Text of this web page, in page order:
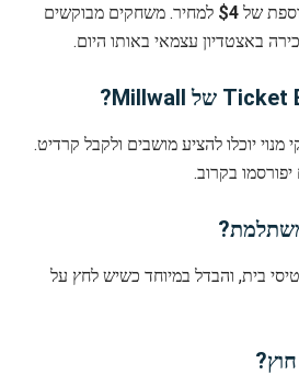
של $4 למחיר. משחקים מבוקשים
באצטדיון עצמאי באותו היום.
27: מחזיקי מנוי יוכלו להציע מושבים ולקבל קרדיט.
בקרוב.
בית, והבדל במיוחד כשיש לחץ על